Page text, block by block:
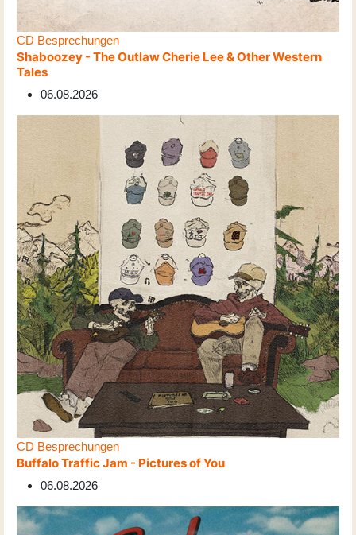
CD Besprechungen
Shaboozey - The Outlaw Cherie Lee & Other Western
Tales
06.08.2026
CD Besprechungen
Buffalo Traffic Jam - Pictures of You
06.08.2026